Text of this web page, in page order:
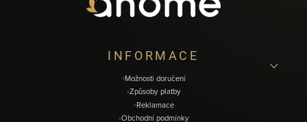
INFORMACE
Možnosti doručení
Způsoby platby
Reklamace
Obchodní podmínky